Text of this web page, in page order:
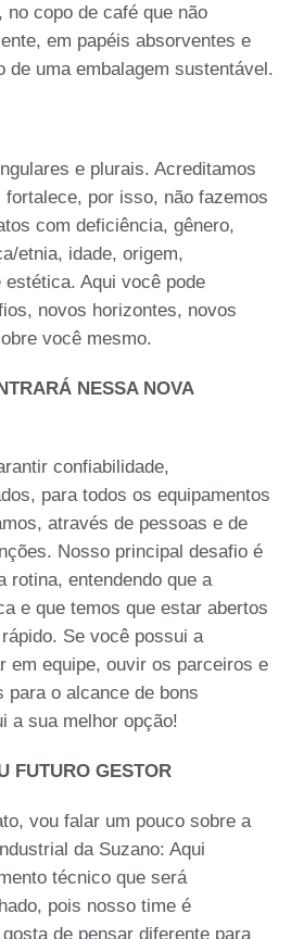
no copo de café que não
em papéis absorventes e
de uma embalagem sustentável.
e plurais. Acreditamos
por isso, não fazemos
com deficiência, gênero,
etnia, idade, origem,
Aqui você pode
novos horizontes, novos
você mesmo.
NESSA NOVA
confiabilidade,
para todos os equipamentos
através de pessoas e de
Nosso principal desafio é
rotina, entendendo que a
e que temos que estar abertos
Se você possui a
em equipe, ouvir os parceiros e
para o alcance de bons
a sua melhor opção!
FUTURO GESTOR
vou falar um pouco sobre a
da Suzano: Aqui
técnico que será
pois nosso time é
de pensar diferente para